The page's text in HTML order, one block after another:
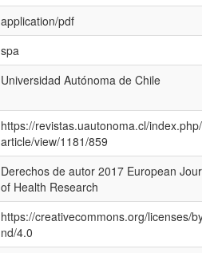
application/pdf
spa
Universidad Autónoma de Chile
https://revistas.uautonoma.cl/index.php/
article/view/1181/859
Derechos de autor 2017 European
of Health Research
https://creativecommons.org/licenses/by-
nd/4.0